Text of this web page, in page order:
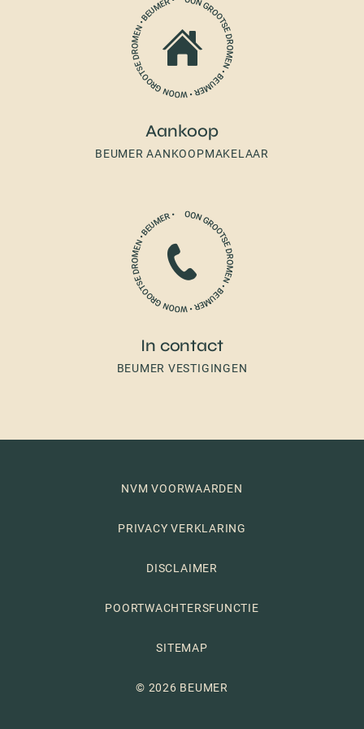
Aankoop
BEUMER AANKOOPMAKELAAR
In contact
BEUMER VESTIGINGEN
NVM VOORWAARDEN
PRIVACY VERKLARING
DISCLAIMER
POORTWACHTERSFUNCTIE
SITEMAP
© 2026 BEUMER